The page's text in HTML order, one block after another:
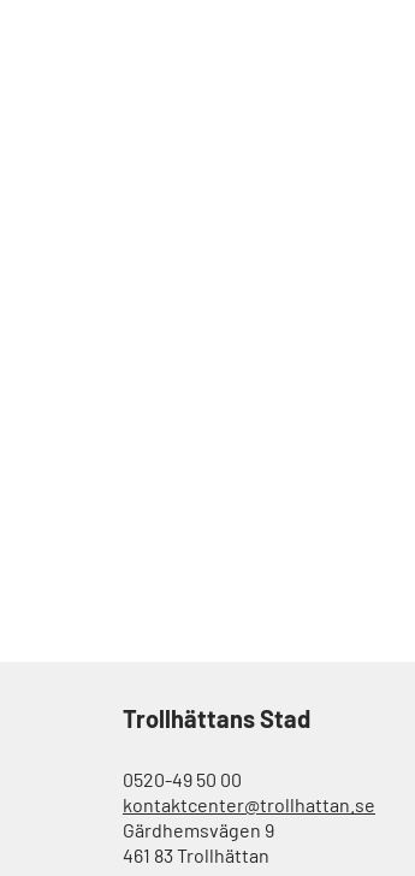
Trollhättans Stad
0520-49 50 00
kontaktcenter@trollhattan.se
Gärdhemsvägen 9
461 83 Trollhättan